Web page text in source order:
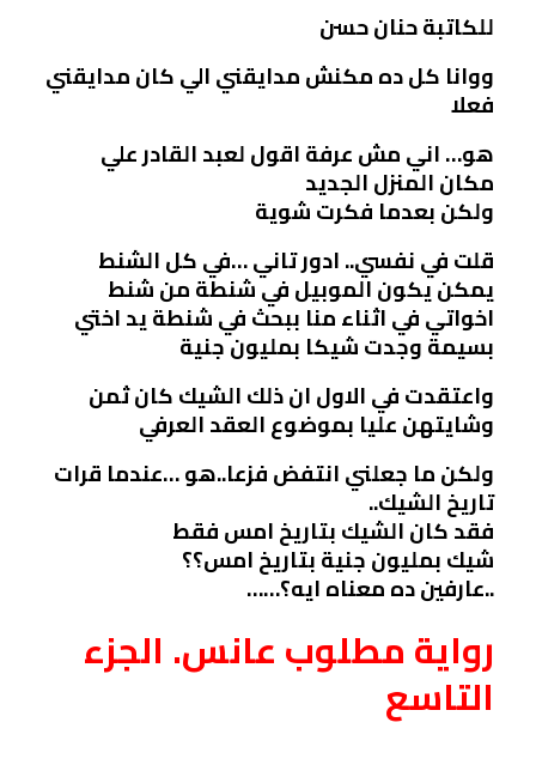
للكاتبة حنان حسن
ووانا كل ده مكنش مدايقني الي كان مدايقني
فعلا
هو… اني مش عرفة اقول لعبد القادر علي
مكان المنزل الجديد
ولكن بعدما فكرت شوية
قلت في نفسي.. ادور تاني …في كل الشنط
يمكن يكون الموبيل في شنطة من شنط
اخواتي في اثناء منا ببحث في شنطة يد اختي
بسيمة وجدت شيكا بمليون جنية
واعتقدت في الاول ان ذلك الشيك كان ثمن
وشايتهن عليا بموضوع العقد العرفي
ولكن ما جعلني انتفض فزعا..هو …عندما قرات
تاريخ الشيك..
فقد كان الشيك بتاريخ امس فقط
شيك بمليون جنية بتاريخ امس؟؟
..عارفين ده معناه ايه؟……
رواية مطلوب عانس. الجزء
التاسع